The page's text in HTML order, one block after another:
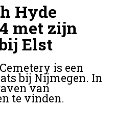
Hyde
met zijn
Elst
is een
bij Nijmegen. In
van
te vinden.